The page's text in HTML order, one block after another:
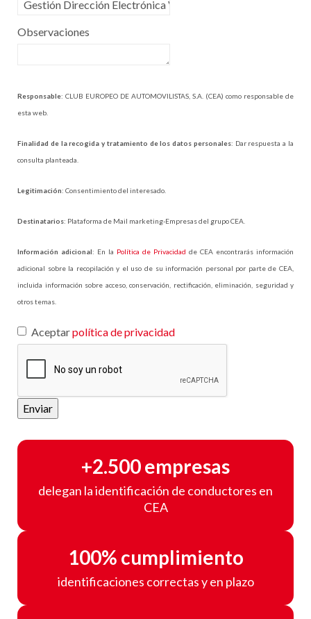
Observaciones
Responsable: CLUB EUROPEO DE AUTOMOVILISTAS, S.A. (CEA) como responsable de
esta web.
Finalidad de la recogida y tratamiento de los datos personales: Dar respuesta a la
consulta planteada.
Legitimación: Consentimiento del interesado.
Destinatarios: Plataforma de Mail marketing-Empresas del grupo CEA.
Información adicional: En la Política de Privacidad de CEA encontrarás información
adicional sobre la recopilación y el uso de su información personal por parte de CEA,
incluida información sobre acceso, conservación, rectificación, eliminación, seguridad y
otros temas.
Aceptarpolítica de privacidad
Enviar
+2.500 empresas
delegan la identificación de conductores en
CEA
100% cumplimiento
identificaciones correctas y en plazo